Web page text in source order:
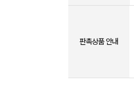
판촉상품 안내